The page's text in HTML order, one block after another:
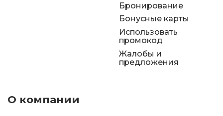
Бронирование
Бонусные карты
Использовать
промокод
Жалобы и
предложения
О компании